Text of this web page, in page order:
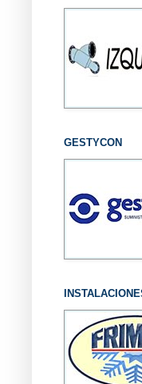
GESTYCON